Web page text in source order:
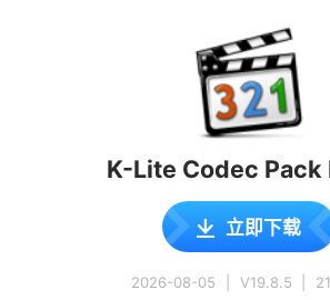
K-Lite Codec Pack
立即下载
2026-08-05 V19.8.5